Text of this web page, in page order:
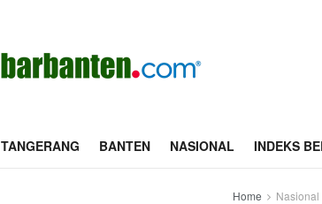
TANGERANG BANTEN NASIONAL INDEKS
Home Nasional